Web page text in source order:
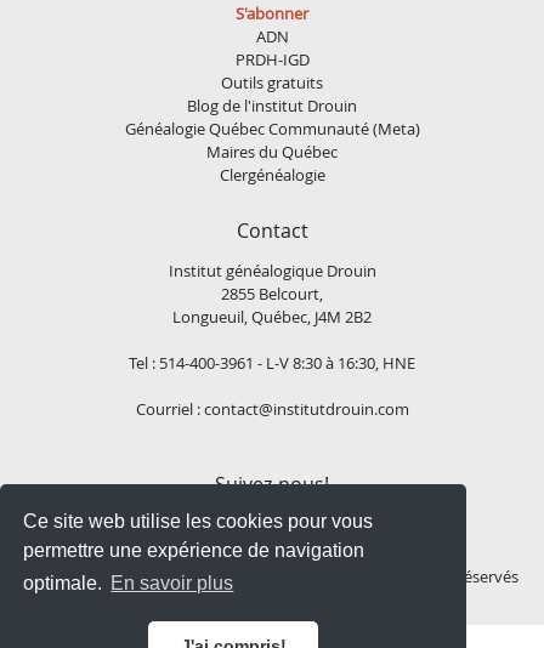
Ce site web utilise les cookies pour vous
permettre une expérience de navigation
optimale. En savoir plus
S'abonner
ADN
PRDH-IGD
Outils gratuits
Blog de l'institut Drouin
Généalogie Québec Communauté (Meta)
Maires du Québec
Clergénéalogie
Contact
Institut généalogique Drouin
2855 Belcourt,
Longueuil, Québec, J4M 2B2
Tel : 514-400-3961 - L-V 8:30 à 16:30, HNE
Courriel :contact@institutdrouin.com
Suivez-nous!
Copyright 2026 Institut généalogique Drouin, Tous droits réservés